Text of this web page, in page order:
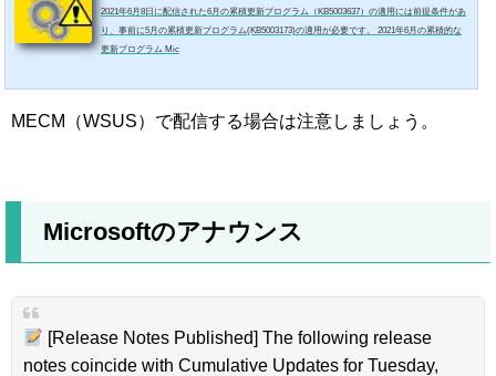
2021年6月8日に配信された6月の累積更新プログラム（KB5003637）の適用には前提条件があ
り、事前に5月の累積更新プログラム(KB5003173)の適用が必要です。 2021年6月の累積的な
更新プログラム Mic
MECM（WSUS）で配信する場合は注意しましょう。
Microsoftのアナウンス
[Release Notes Published] The following release
notes coincide with Cumulative Updates for Tuesday,